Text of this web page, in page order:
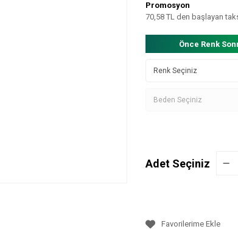
Promosyon
70,58 TL den başlayan
Önce Renk
Adet Seçiniz